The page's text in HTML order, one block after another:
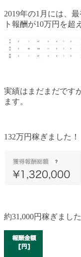
2019年の1月には、
ト報酬が10万円を超
実績はまだまだです
ます。
132万円稼ぎました！
約31,000円稼ぎました